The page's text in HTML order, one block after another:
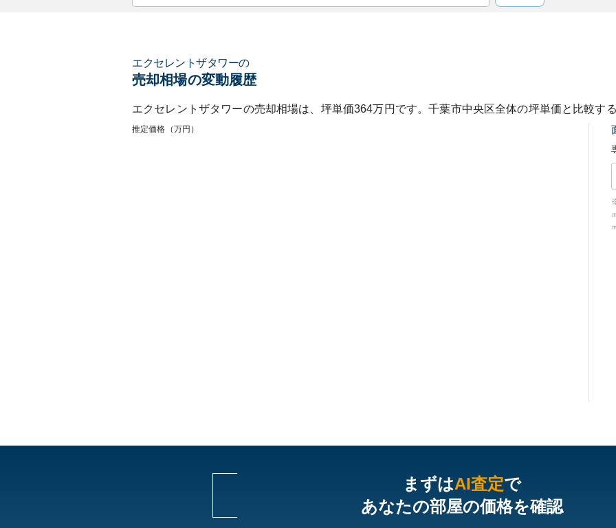
エクセレントザタワーの
売却相場の変動履歴
エクセレントザタワーの売却相場は、坪単価364万円です。千葉市中央区全体の坪単価と比較す
推定価格（万円）
まずはAI査定で
あなたの部屋の価格を確認